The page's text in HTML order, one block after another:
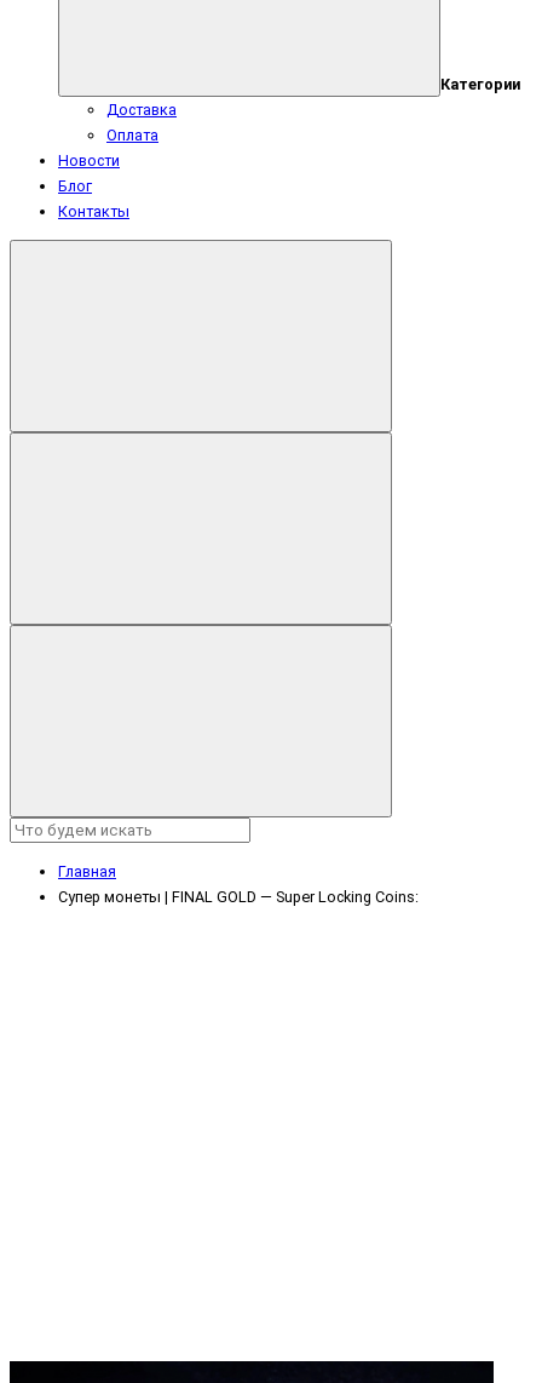
Категории
Доставка
Оплата
Новости
Блог
Контакты
Главная
Супер монеты | FINAL GOLD — Super Locking Coins: